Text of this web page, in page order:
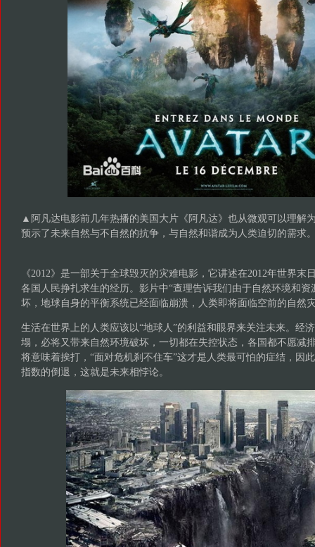
▲阿凡达电影前几年热播的美国大片《阿凡达》也从微观可以理解
预示了未来自然与不自然的抗争，与自然和谐成为人类迫切的需求
《2012》是一部关于全球毁灭的灾难电影，它讲述在2012年世界末
各国人民挣扎求生的经历。影片中“查理告诉我们由于自然环境和资
坏，地球自身的平衡系统已经面临崩溃，人类即将面临空前的自然
生活在世界上的人类应该以“地球人”的利益和眼界来关注未来。经
塌，必将又带来自然环境破坏，一切都在失控状态，各国都不愿减
将意味着挨打，“面对危机刹不住车”这才是人类最可怕的症结，因
指数的倒退，这就是未来相悖论。